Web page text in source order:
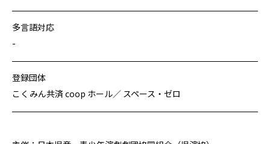
多言語対応
-
登録団体
こくみん共済 coop ホール／ スペース・ゼロ